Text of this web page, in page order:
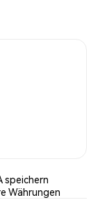
speichern
Währungen